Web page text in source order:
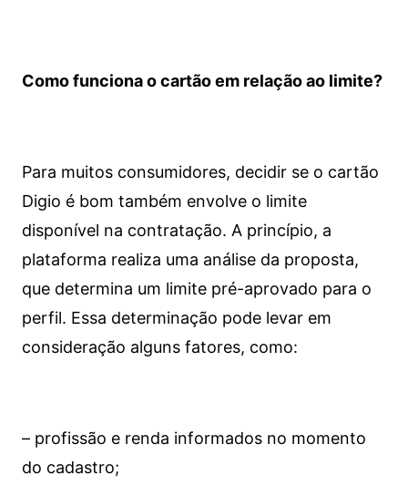
Como funciona o cartão em relação ao limite?
Para muitos consumidores, decidir se o cartão
Digio é bom também envolve o limite
disponível na contratação. A princípio, a
plataforma realiza uma análise da proposta,
que determina um limite pré-aprovado para o
perfil. Essa determinação pode levar em
consideração alguns fatores, como:
– profissão e renda informados no momento
do cadastro;